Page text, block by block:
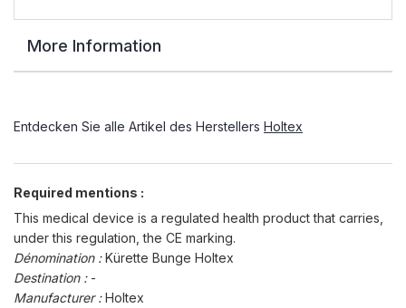
More Information
Entdecken Sie alle Artikel des Herstellers Holtex
Required mentions :
This medical device is a regulated health product that carries,
under this regulation, the CE marking.
Dénomination :Kürette Bunge Holtex
Destination : -
Manufacturer :Holtex